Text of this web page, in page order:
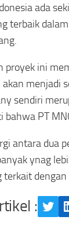
ada
terbaik
proyek ini
menjadi
sendiri
bahwa PT
antara dua
ynag
terkait
: